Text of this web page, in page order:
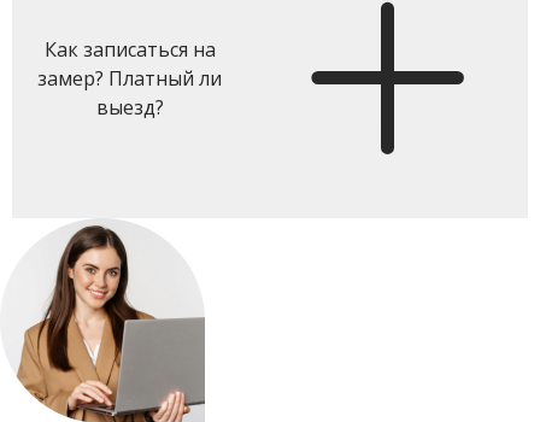
Как записаться на
замер? Платный ли
выезд?